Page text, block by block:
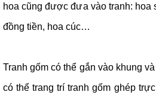
hoa cũng được đưa vào tranh: hoa
đồng tiền, hoa cúc…
Tranh gốm có thể gắn vào khung
có thể trang trí tranh gốm ghép